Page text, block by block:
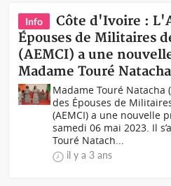
Info
Côte d'Ivoire :
Épouses de Militaires
(AEMCI) a une
Madame Touré Natacha
Madame Touré Natacha
des Épouses de
(AEMCI) a une nouvelle
samedi 06 mai 2023. Il
Touré Natach...
il y a 3 ans